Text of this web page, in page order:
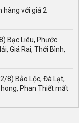
hàng với giá 2
Bạc Liêu, Phước
Giá Rai, Thới Bình,
8) Bảo Lộc, Đà Lạt,
Phan Thiết mất